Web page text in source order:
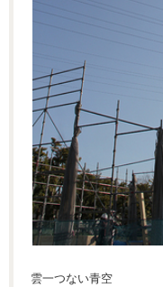
雲一つない青空